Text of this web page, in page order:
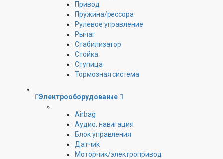
Привод
Пружина/рессора
Рулевое управление
Рычаг
Стабилизатор
Стойка
Ступица
Тормозная система
Электрооборудование
Airbag
Аудио, навигация
Блок управления
Датчик
Моторчик/электропривод